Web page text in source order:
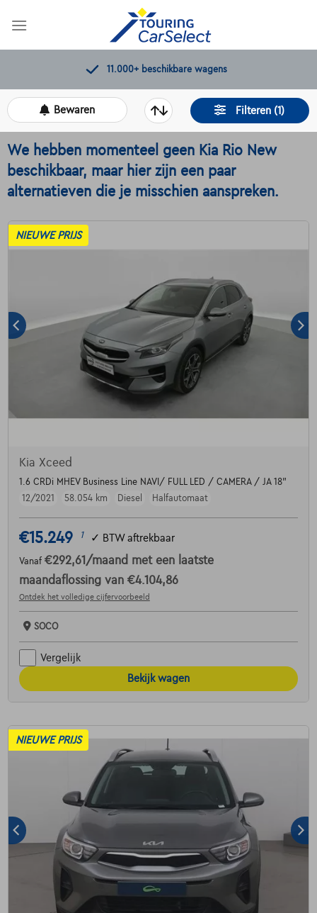
11.000+ beschikbare wagens
Filteren (1)
Bewaren
We hebben momenteel geen Kia Rio New
beschikbaar, maar hier zijn een paar
alternatieven die je misschien aanspreken.
NIEUWE PRIJS
Kia Xceed
1.6 CRDi MHEV Business Line NAVI/ FULL LED / CAMERA / JA 18"
12/2021
58.054 km Diesel Halfautomaat
€15.249 1 ✓ BTW aftrekbaar
Vanaf €292,61 /maand met een laatste
maandaflossing van €4.104,86
Ontdek het volledige cijfervoorbeeld
SOCO
Vergelijk
Bekijk wagen
NIEUWE PRIJS